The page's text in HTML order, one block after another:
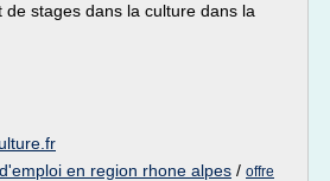
de stages dans la culture dans la
en region rhone alpes / offre